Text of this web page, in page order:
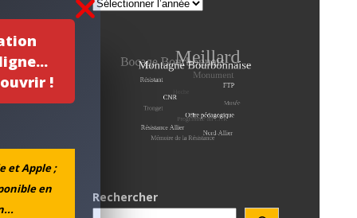
!
et Apple ;
en
Rechercher